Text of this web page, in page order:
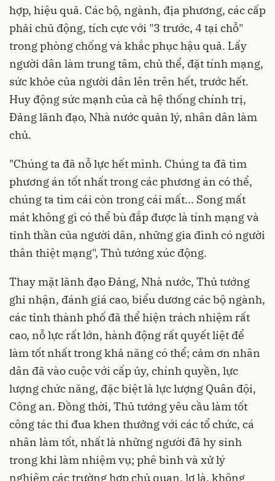
hợp, hiệu quả. Các bộ, ngành, địa phương, các cấp
phải chủ động, tích cực với "3 trước, 4 tại chỗ"
trong phòng chống và khắc phục hậu quả. Lấy
người dân làm trung tâm, chủ thể, đặt tính mạng,
sức khỏe của người dân lên trên hết, trước hết.
Huy động sức mạnh của cả hệ thống chính trị,
Đảng lãnh đạo, Nhà nước quản lý, nhân dân làm
chủ.
"Chúng ta đã nỗ lực hết mình. Chúng ta đã tìm
phương án tốt nhất trong các phương án có thể,
chúng ta tìm cái còn trong cái mất... Song mất
mát không gì có thể bù đắp được là tính mạng và
tinh thần của người dân, những gia đình có người
thân thiệt mạng", Thủ tướng xúc động.
Thay mặt lãnh đạo Đảng, Nhà nước, Thủ tướng
ghi nhận, đánh giá cao, biểu dương các bộ ngành,
các tỉnh thành phố đã thể hiện trách nhiệm rất
cao, nỗ lực rất lớn, hành động rất quyết liệt để
làm tốt nhất trong khả năng có thể; cảm ơn nhân
dân đã vào cuộc với cấp ủy, chính quyền, lực
lượng chức năng, đặc biệt là lực lượng Quân đội,
Công an. Đồng thời, Thủ tướng yêu cầu làm tốt
công tác thi đua khen thưởng với các tổ chức, cá
nhân làm tốt, nhất là những người đã hy sinh
trong khi làm nhiệm vụ; phê bình và xử lý
nghiêm các trường hợp chủ quan, lơ là, không